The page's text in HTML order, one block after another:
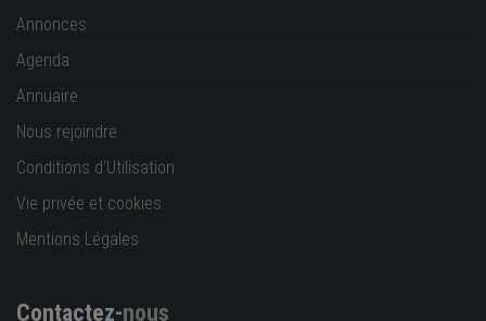
Annonces
Agenda
Annuaire
Nous rejoindre
Conditions d'Utilisation
Vie privée et cookies
Mentions Légales
Contactez-nous